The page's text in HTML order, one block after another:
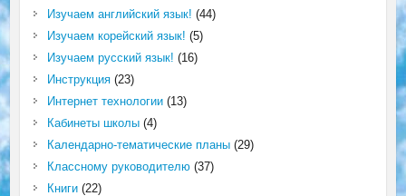
Изучаем английский язык! (44)
Изучаем корейский язык! (5)
Изучаем русский язык! (16)
Инструкция(23)
Интернет технологии(13)
Кабинеты школы(4)
Календарно-тематические планы(29)
Классному руководителю(37)
Книги(22)